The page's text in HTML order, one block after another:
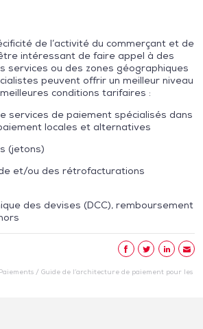
de l’activité du commerçant et de
intéressant de faire appel à des
services ou des zones géographiques
peuvent offrir un meilleur niveau
conditions tarifaires :
services de paiement spécialisés dans
locales et alternatives
(jetons)
et/ou des rétrofacturations
des devises (DCC), remboursement
/ Guide de l’architecture de paiement pour les